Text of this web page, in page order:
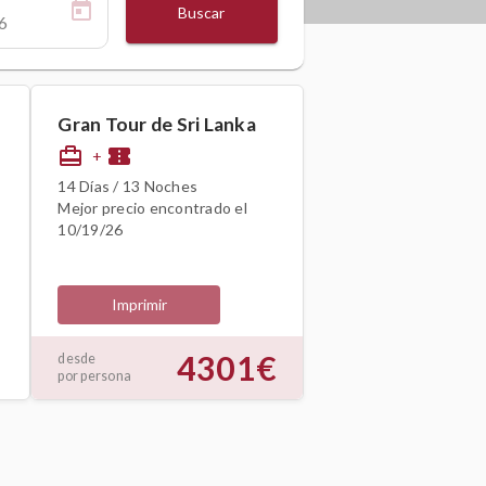
Buscar
Gran Tour de Sri Lanka
card_travel + confirmation_number
14 Días / 13 Noches
Mejor precio encontrado el
10/19/26
Imprimir
desde
por persona
4301€